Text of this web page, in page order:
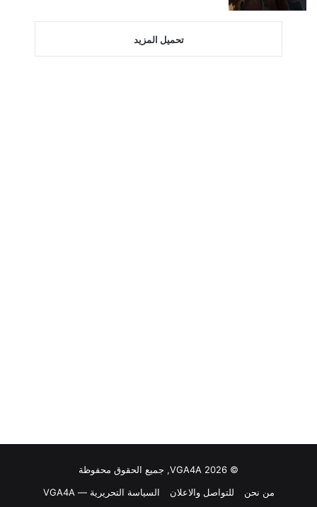
تحميل المزيد
© VGA4A 2026, جميع الحقوق محفوظة
من نحن
للتواصل والاعلان السياسة التحريرية — VGA4A